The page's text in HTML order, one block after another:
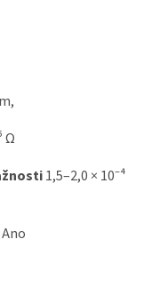
Ω
1,5–2,0 × 10⁻⁴
Ano